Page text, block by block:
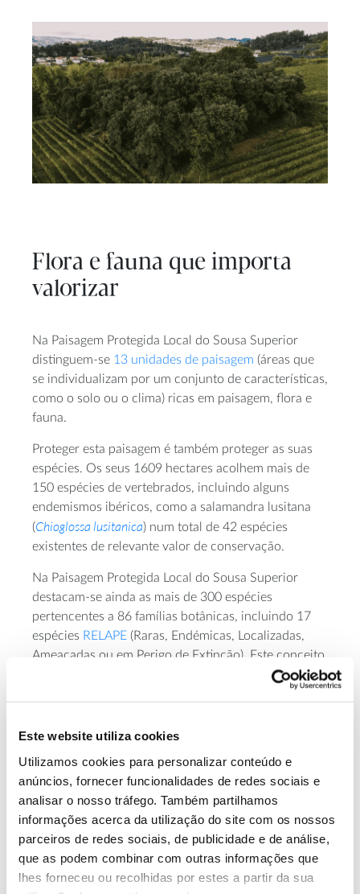
Este website utiliza cookies
Utilizamos cookies para personalizar conteúdo e
anúncios, fornecer funcionalidades de redes sociais e
analisar o nosso tráfego. Também partilhamos
informações acerca da utilização do site com os nossos
parceiros de redes sociais, de publicidade e de análise,
que as podem combinar com outras informações que
lhes forneceu ou recolhidas por estes a partir da sua
Flora e fauna que importa
valorizar
Na Paisagem Protegida Local do Sousa Superior
distinguem-se 13 unidades de paisagem (áreas que
se individualizam por um conjunto de características,
como o solo ou o clima) ricas em paisagem, flora e
fauna.
Proteger esta paisagem é também proteger as suas
espécies. Os seus 1609 hectares acolhem mais de
150 espécies de vertebrados, incluindo alguns
endemismos ibéricos, como a salamandra lusitana
(Chioglossa lusitanica) num total de 42 espécies
existentes de relevante valor de conservação.
Na Paisagem Protegida Local do Sousa Superior
destacam-se ainda as mais de 300 espécies
pertencentes a 86 famílias botânicas, incluindo 17
espécies RELAPE (Raras, Endémicas, Localizadas,
Ameaçadas ou em Perigo de Extinção). Este conceito
foi criado como veículo para a proteção de espécies
com interesse para conservação, como é o caso do
nobilis), narciso (Narcissus triandrus
Ruscus aculeatus Ilex aquifolium
Esta informação científica é crucial para que a gestão
do território seja feita de forma consciente,
conciliando a conservação da natureza com um
papel educador da comunidade. Por outro lado,
conclui Ricardo Nogueira Martins, permite trabalhar